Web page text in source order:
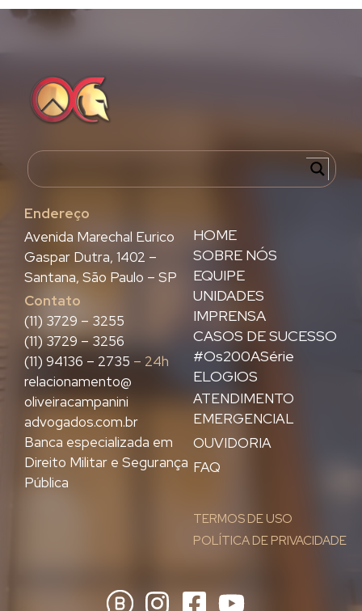
Endereço
HOME
SOBRE NÓS
EQUIPE
UNIDADES
IMPRENSA
CASOS DE SUCESSO
#Os200ASérie
ELOGIOS
ATENDIMENTO
EMERGENCIAL
OUVIDORIA
FAQ
TERMOS DE USO
POLÍTICA DE PRIVACIDADE
Avenida Marechal Eurico
Gaspar Dutra, 1402 –
Santana, São Paulo – SP
Contato
(11) 3729 – 3255
(11) 3729 – 3256
(11) 94136 – 2735 – 24h
relacionamento@
oliveiracampanini
advogados.com.br
Banca especializada em
Direito Militar e Segurança
Pública